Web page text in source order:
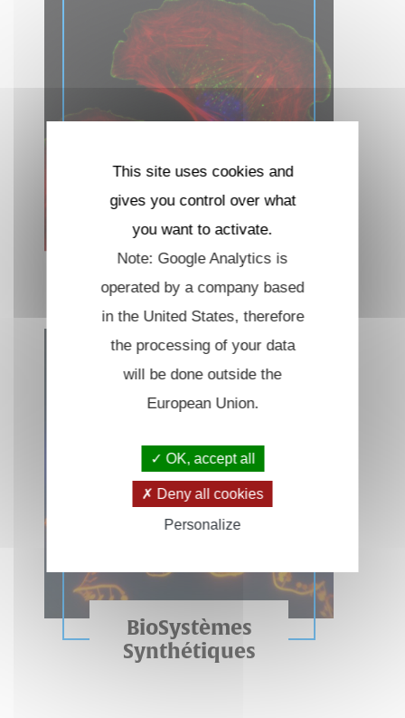
Cytosquelette et
morphogénèse
cellulaire
BioSystèmes
Synthétiques
This site uses cookies and
gives you control over what
you want to activate.
Note: Google Analytics is
operated by a company based
in the United States, therefore
the processing of your data
will be done outside the
European Union.
OK, accept all
Deny all cookies
Personalize